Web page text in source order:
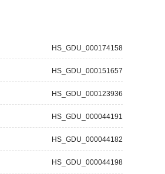
HS_GDU_000174158
HS_GDU_000151657
HS_GDU_000123936
HS_GDU_000044191
HS_GDU_000044182
HS_GDU_000044198